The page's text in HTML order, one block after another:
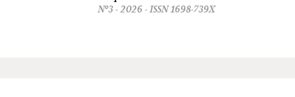
Nº3 - 2026 - ISSN 1698-739X